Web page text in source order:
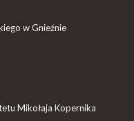
w Gnieźnie
Mikołaja Kopernika